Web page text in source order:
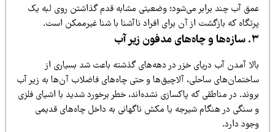
آب چند برابر می‌شود؛ وضعیتی مشابه قدم گذاشتن روی لبه یک
که بازگشت از آن برای افراد ناآشنا با شنا غیرممکن است.
آمدن آب دریای خزر در دهه‌های گذشته باعث شد بسیاری از
ساحلی، آلاچیق‌ها و حتی چاه‌های فاضلاب آن‌ها به زیر آب
در مناطقی که پاکسازی نشده‌اند، خطر برخورد شدید با اشیای فلزی
سنگی در هنگام شیرجه یا مکش ناگهانی به داخل چاه‌های قدیمی
دارد.